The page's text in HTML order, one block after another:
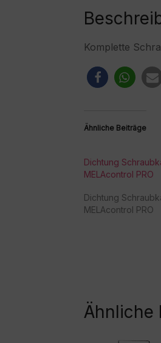
Komplette
Ähnliche Beiträge
Dichtung
MELAcontrol PRO
Dichtung
MELAcontrol PRO
Ähnliche